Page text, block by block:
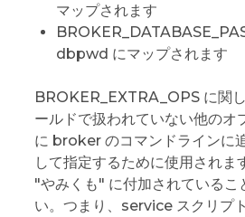
マップされます
dbpwd にマップされます
BROKER_EXTRA_OPS に関
ールドで扱われていない他のオ
に broker のコマンドラインに
して指定するために使用されま
"やみくも" に付加されているこ
い。つまり、service スクリプ